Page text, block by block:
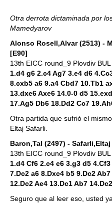
Otra derrota dictaminada por
Mamedyarov
Alonso Rosell,Alvar (2513) -
[E90]
13th EICC round_9 Plovdiv
1.d4 g6 2.c4 Ag7 3.e4 d6
8.cxb5 a6 9.a4 Cbd7 10.Tb1
13.dxe6 Axe6 14.0-0 d5
17.Ag5 Db6 18.Dd2 Cc7
Otra partida que sufrió el
Eltaj Safarli.
Baron,Tal (2497) - Safarli,Eltaj
13th EICC round_9 Plovdiv
1.d4 Cf6 2.c4 e6 3.g3 d5
7.Dc2 a6 8.Dxc4 b5 9.Dc2
12.Dc2 Ae4 13.Dc1 Ab7
Seguro que al leer eso, usted